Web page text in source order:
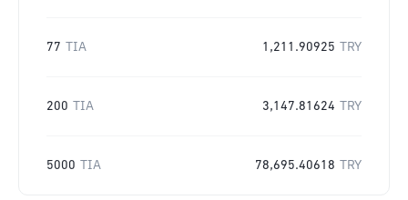
77 TIA 1,211.90925 TRY
200 TIA 3,147.81624 TRY
5000 TIA 78,695.40618 TRY